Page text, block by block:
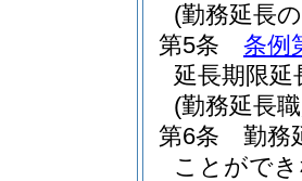
(勤務延長
第5条
条例
延長期限延
(勤務延長
第6条
勤務
ことがで